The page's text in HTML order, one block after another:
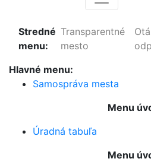
Stredné
menu:
Transparentné
mesto
Hlavné menu:
Samospráva mesta
Menu
Úradná tabuľa
Menu